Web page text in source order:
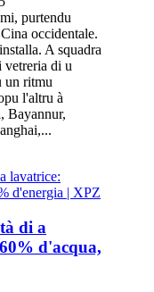
purtendu
occidentale.
A squadra
vetreria di u
un ritmu
l'altru à
Bayannur,
di a
d'acqua,